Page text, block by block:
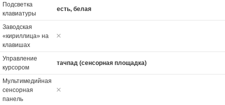
Подсветка
клавиатуры
есть, белая
Заводская
«кириллица» на
клавишах
Управление
курсором
тачпад (сенсорная площадка)
Мультимедийная
сенсорная
панель